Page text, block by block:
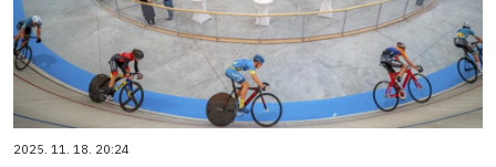
2025. 11. 18. 20:24